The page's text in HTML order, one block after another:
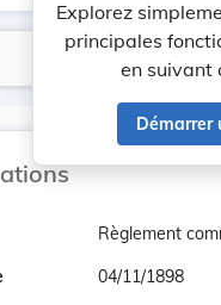
Explorez
principales
en suivant
Démarrer
Lancer la Filtres
Règlement
04/11/1898